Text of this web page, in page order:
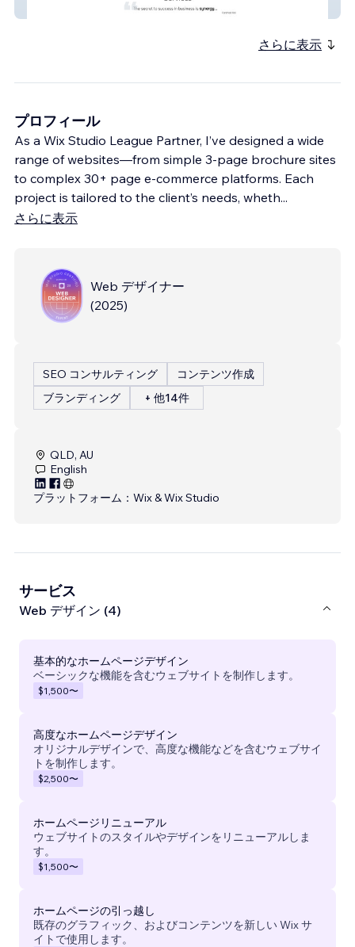
さらに表示
プロフィール
As a Wix Studio League Partner, I’ve designed a wide
range of websites—from simple 3-page brochure sites
to complex 30+ page e-commerce platforms. Each
project is tailored to the client’s needs, wheth...
さらに表示
Web デザイナー
(2025)
SEO コンサルティング
コンテンツ作成
ブランディング
+ 他14件
QLD, AU
English
プラットフォーム： Wix & Wix Studio
サービス
Web デザイン (4)
基本的なホームページデザイン
ベーシックな機能を含むウェブサイトを制作します。
$1,500〜
高度なホームページデザイン
オリジナルデザインで、高度な機能などを含むウェブサイ
トを制作します。
$2,500〜
ホームページリニューアル
ウェブサイトのスタイルやデザインをリニューアルしま
す。
$1,500〜
ホームページの引っ越し
既存のグラフィック、およびコンテンツを新しい Wix サ
イトで使用します。